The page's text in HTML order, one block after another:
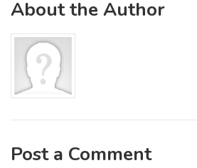
About the Author
Post a Comment